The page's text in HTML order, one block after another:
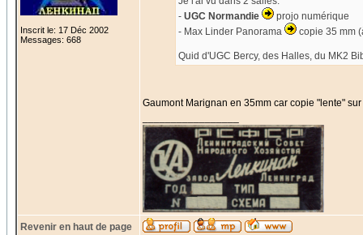
Inscrit le: 17 Déc 2002
Messages: 668
- UGC Normandie
projo numérique
- Max Linder Panorama
copie 35 mm
Quid d'UGC Bercy, des Halles, du MK2
Gaumont Marignan en 35mm car copie "lente"
Revenir en haut de page